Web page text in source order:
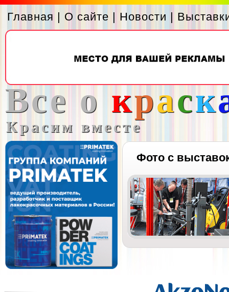
Главная | О сайте | Новости |
Все о краск
Красим вместе
Фото с